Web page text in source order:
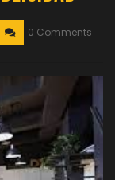
0 Comments